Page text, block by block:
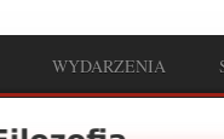
WYDARZENIA